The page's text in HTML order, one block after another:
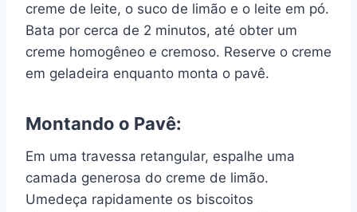
creme de leite, o suco de limão e o leite em pó.
Bata por cerca de 2 minutos, até obter um
creme homogêneo e cremoso. Reserve o creme
em geladeira enquanto monta o pavê.
Montando o Pavê:
Em uma travessa retangular, espalhe uma
camada generosa do creme de limão.
Umedeça rapidamente os biscoitos